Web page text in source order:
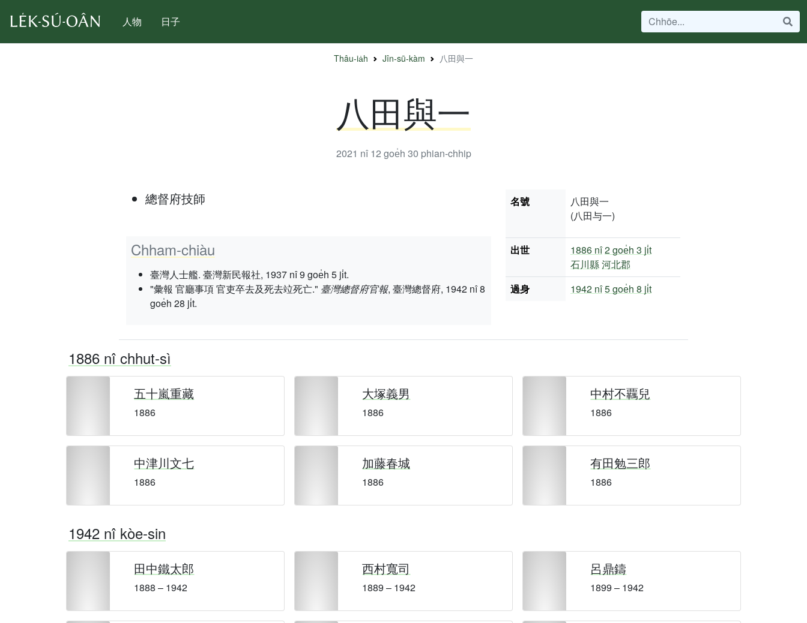
人物 日子
Thâu-ia̍h Jîn-sū-kàm 八田與一
八田與一
2021 nî 12 goe̍h 30 phian-chhip
總督府技師
Chham-chiàu
臺灣人士艦. 臺灣新民報社, 1937 nî 9 goe̍h 5 ji̍t.
"彙報 官廳事項 官吏卒去及死去竝死亡." 臺灣總督府官報, 臺灣總督府, 1942 nî 8
goe̍h 28 ji̍t.
名號
八田與一
(八田与一)
出世 1886 nî2 goe̍h 3 ji̍t
石川縣河北郡
過身
1942 nî5 goe̍h 8 ji̍t
1886 nî chhut-sì
五十嵐重藏
1886
大塚義男
1886
中村不覊兒
1886
中津川文七
1886
加藤春城
1886
有田勉三郎
1886
1942 nî kòe-sin
田中鐵太郎
1888 – 1942
西村寬司
1889 – 1942
呂鼎鑄
1899 – 1942